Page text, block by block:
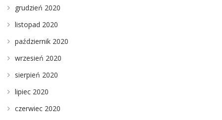
grudzień 2020
listopad 2020
październik 2020
wrzesień 2020
sierpień 2020
lipiec 2020
czerwiec 2020